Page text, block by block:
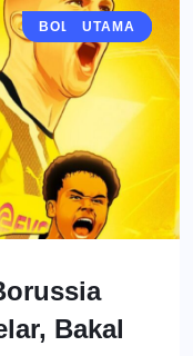
BERITA
BOLA MANIA
UTAMA
Bakal